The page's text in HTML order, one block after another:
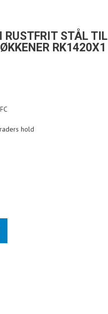
RUSTFRIT STÅL TIL
RK1420X1
hold